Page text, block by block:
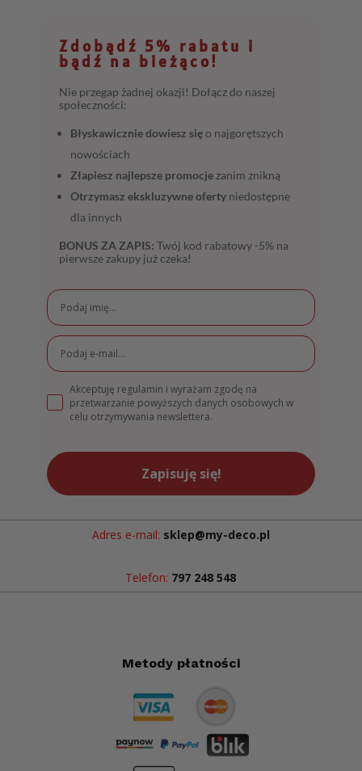
Zdobądź 5% rabatu i
bądź na bieżąco!
Nie przegap żadnej okazji! Dołącz do naszej
społeczności:
Błyskawicznie dowiesz sięo najgorętszych
nowościach
Złapiesz najlepsze promocje zanim znikną
Otrzymasz ekskluzywne oferty niedostępne
dla innych
BONUS ZA ZAPIS: Twój kod rabatowy -5% na
pierwsze zakupy już czeka!
Akceptuję regulamin i wyrażam zgodę na
przetwarzanie powyższych danych osobowych w
celu otrzymywania newslettera.
Zapisuję się!
Adres e-mail: sklep@my-deco.pl
Telefon: 797 248 548
Metody płatności